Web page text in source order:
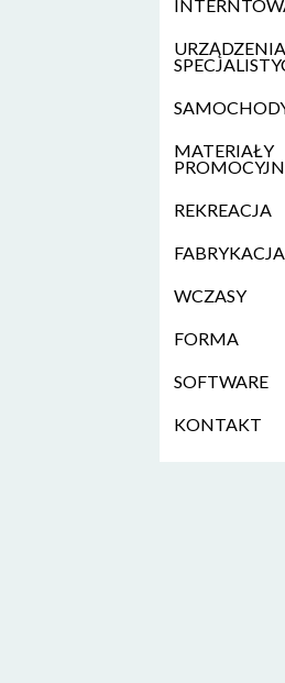
URZĄDZENIA
MATERIAŁY
REKREACJA
FABRYKACJA
WCZASY
FORMA
SOFTWARE
KONTAKT